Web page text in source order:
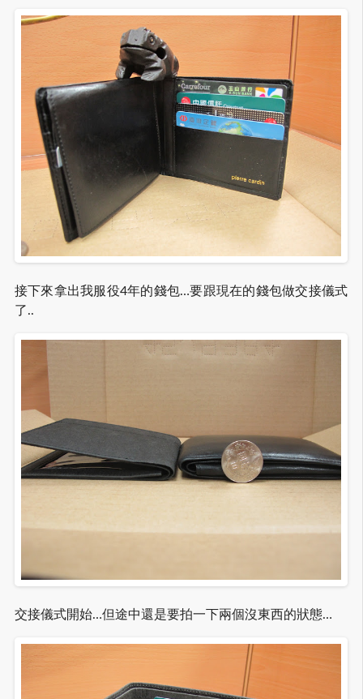
接下來拿出我服役4年的錢包…要跟現在的錢包做交接儀式
了..
交接儀式開始…但途中還是要拍一下兩個沒東西的狀態…